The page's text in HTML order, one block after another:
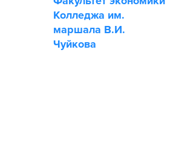
Колледжа им.
маршала В.И.
Чуйкова